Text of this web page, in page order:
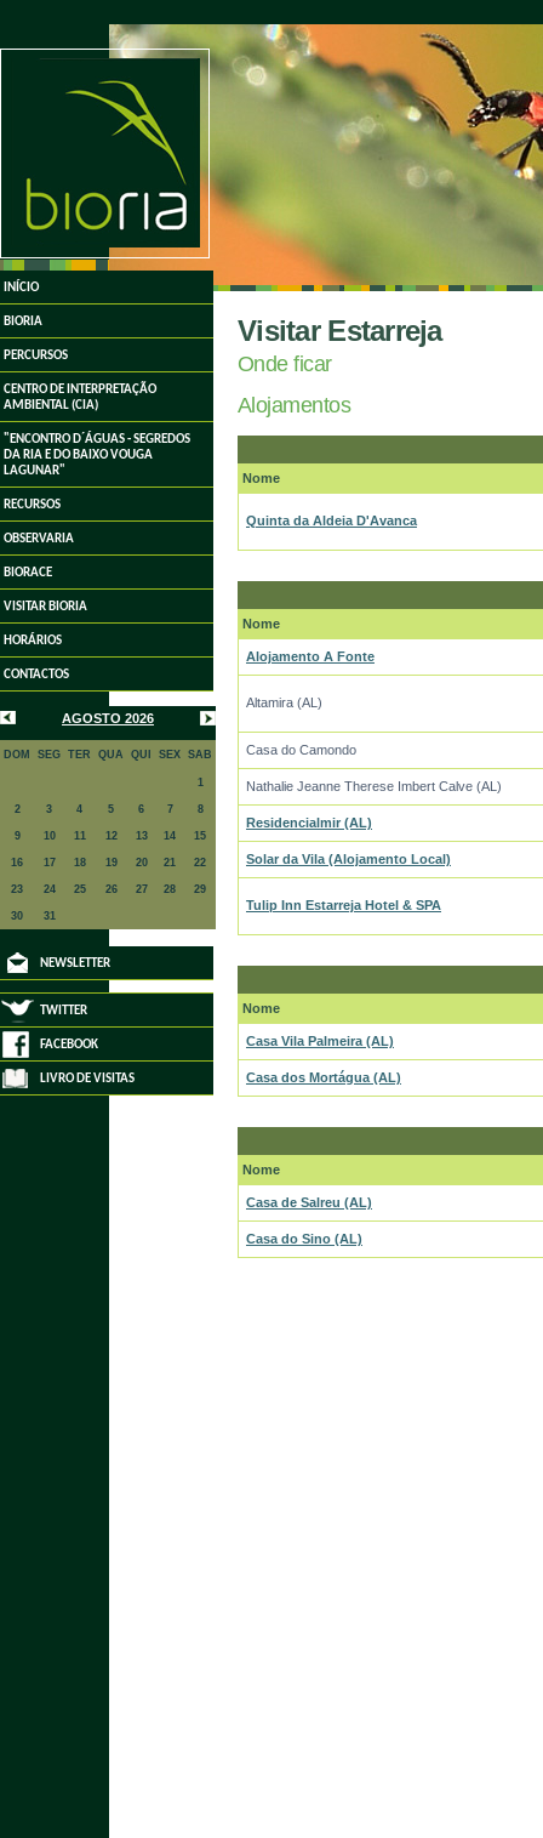
undefined
INÍCIO
BIORIA
PERCURSOS
CENTRO DE INTERPRETAÇÃO
AMBIENTAL (CIA)
"ENCONTRO D´ÁGUAS - SEGREDOS
DA RIA E DO BAIXO VOUGA
LAGUNAR"
RECURSOS
OBSERVARIA
BIORACE
VISITAR BIORIA
HORÁRIOS
CONTACTOS
AGOSTO 2026
DOM SEG TER QUA QUI SEX SAB
1
2 3 4 5 6 7 8
9 10 11 12 13 14 15
16 17 18 19 20 21 22
23 24 25 26 27 28 29
30 31
NEWSLETTER
TWITTER
FACEBOOK
LIVRO DE VISITAS
Visitar Estarreja
Onde ficar
Alojamentos
Nome
Quinta da Aldeia D'Avanca
Nome
Alojamento A Fonte
Altamira (AL)
Casa do Camondo
Nathalie Jeanne Therese Imbert Calve (AL)
Residencialmir (AL)
Solar da Vila (Alojamento Local)
Tulip Inn Estarreja Hotel & SPA
Nome
Casa Vila Palmeira (AL)
Casa dos Mortágua (AL)
Nome
Casa de Salreu (AL)
Casa do Sino (AL)